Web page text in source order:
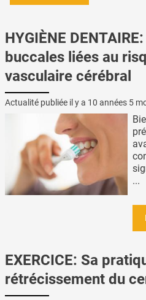
HYGIÈNE
buccales liées au
vasculaire cérébral
Actualité publiée il y a 10 années 5
...
EXERCICE: Sa
rétrécissement du